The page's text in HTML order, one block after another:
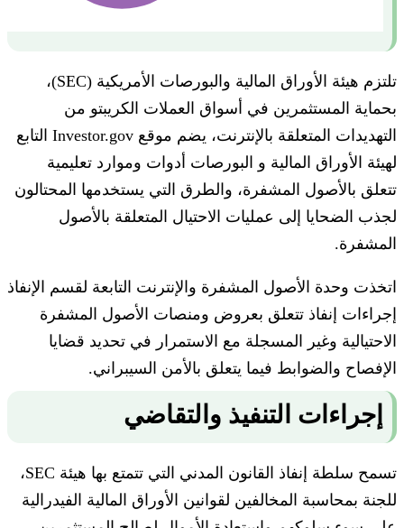
تلتزم هيئة الأوراق المالية والبورصات الأمريكية (SEC)،
بحماية المستثمرين في أسواق العملات الكريبتو من
التهديدات المتعلقة بالإنترنت، يضم موقع Investor.gov التابع
لهيئة الأوراق المالية و البورصات أدوات وموارد تعليمية
تتعلق بالأصول المشفرة، والطرق التي يستخدمها المحتالون
لجذب الضحايا إلى عمليات الاحتيال المتعلقة بالأصول
المشفرة.
اتخذت وحدة الأصول المشفرة والإنترنت التابعة لقسم الإنفاذ
إجراءات إنفاذ تتعلق بعروض ومنصات الأصول المشفرة
الاحتيالية وغير المسجلة مع الاستمرار في تحديد قضايا
الإفصاح والضوابط فيما يتعلق بالأمن السيبراني.
إجراءات التنفيذ والتقاضي
تسمح سلطة إنفاذ القانون المدني التي تتمتع بها هيئة SEC،
للجنة بمحاسبة المخالفين لقوانين الأوراق المالية الفيدرالية